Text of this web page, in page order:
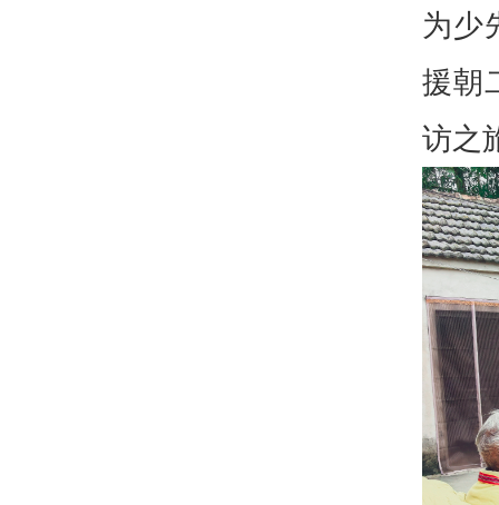
为少
援朝
访之